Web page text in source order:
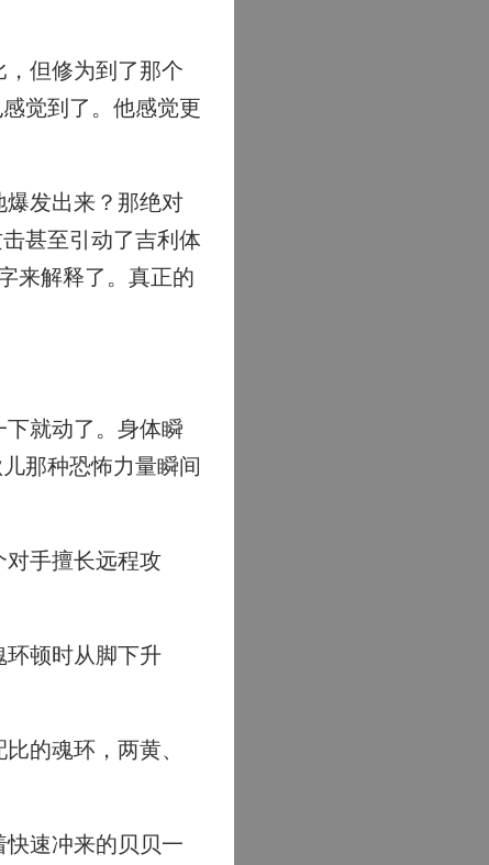
但修为到了那个
觉到了。他感觉更
发出来？那绝对
甚至引动了吉利体
来解释了。真正的
就动了。身体瞬
那种恐怖力量瞬间
手擅长远程攻
顿时从脚下升
的魂环，两黄、
速冲来的贝贝一